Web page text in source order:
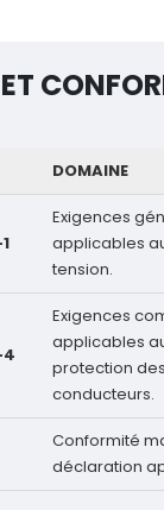
DOMAINE
Exigences
applicables
tension.
4
Exigences
applicables
protection
conducteurs.
Conformité
déclaration